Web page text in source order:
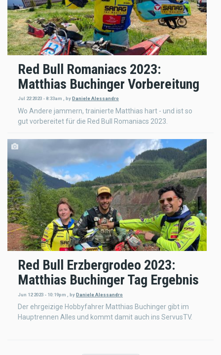
Red Bull Romaniacs 2023:
Matthias Buchinger Vorbereitung
Jul 22 2023 - 8:33am , by Daniele Alessandro
Wo Andere jammern, trainierte Matthias hart - und ist so
gut vorbereitet für die Red Bull Romaniacs 2023.
Red Bull Erzbergrodeo 2023:
Matthias Buchinger Tag Ergebnis
Jun 12 2023 - 10:19pm byDaniele Alessandro
Der ehrgeizige Hobbyfahrer Matthias Buchinger gibt im
Hauptrennen Alles und kommt damit auch ins ServusTV.